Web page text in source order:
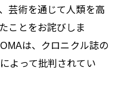
芸術を通じて人類を高
ことをお詫びしま
は、クロニクル誌の
よって批判されてい